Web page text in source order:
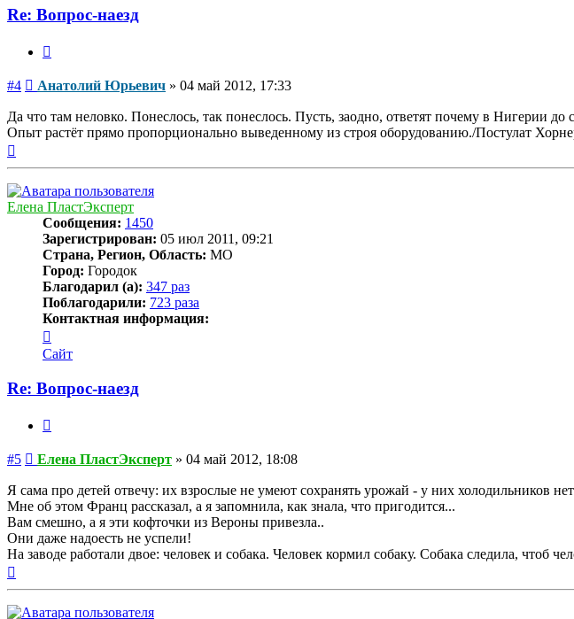
Re: Вопрос-наезд
#4 Сообщение
Анатолий Юрьевич » 04 май 2012, 17:33
Да что там неловко. Понеслось, так понеслось. Пусть, заодно, ответят почему в Нигерии
Опыт растёт прямо пропорционально выведенному из строя оборудованию./Постулат
Елена ПластЭксперт
Сообщения: 1450
Зарегистрирован: 05 июл 2011, 09:21
Страна, Регион, Область: МО
Город: Городок
Благодарил (а): 347 раз
Поблагодарили: 723 раза
Контактная информация:
информация
пользователя
ПластЭксперт
Сайт
Re: Вопрос-наезд
#5 Сообщение
Елена ПластЭксперт » 04 май 2012, 18:08
Я сама про детей отвечу: их взрослые не умеют сохранять урожай - у них холодильников
Мне об этом Франц рассказал, а я запомнила, как знала, что пригодится...
Вам смешно, а я эти кофточки из Вероны привезла..
Они даже надоесть не успели!
На заводе работали двое: человек и собака. Человек кормил собаку. Собака следила, чтоб